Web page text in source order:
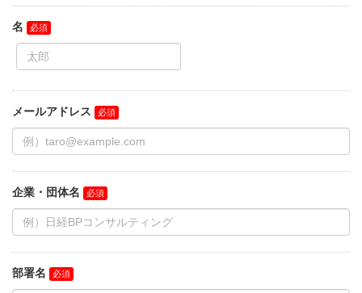
名
メールアドレス
企業・団体名
部署名